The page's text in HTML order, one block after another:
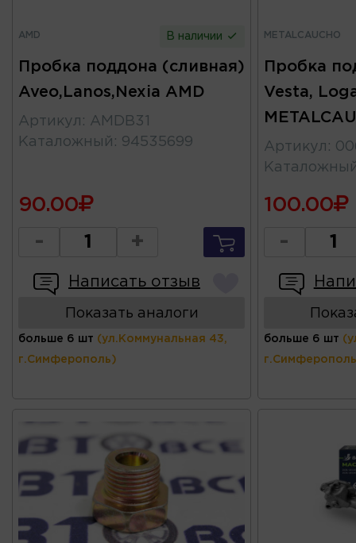
AMD В наличии
Пробка поддона (сливная)
Aveo,Lanos,Nexia AMD
Артикул : AMDB31
Каталожный : 94535699
90.00
- +
Написать отзыв
Показать аналоги
больше 6 шт (ул.Коммунальная 43,
г.Симферополь)
METALCAUCHO
Пробка
Vesta,
Артикул :
100.00
-
больше 6 шт